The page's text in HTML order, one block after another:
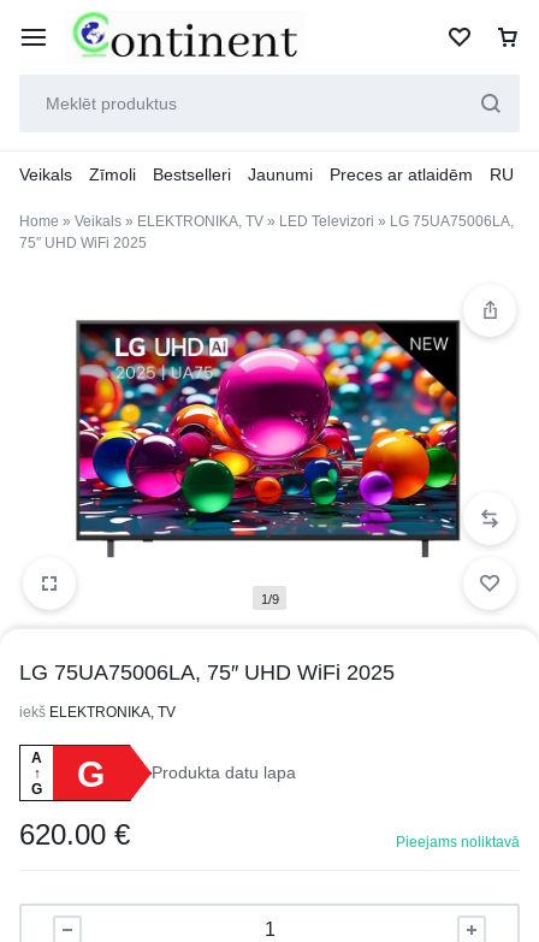
Veikals Zīmoli Bestselleri Jaunumi Preces ar atlaidēm RU
Home » Veikals » ELEKTRONIKA, TV » LED Televizori » LG 75UA75006LA,
75″ UHD WiFi 2025
1/9
LG 75UA75006LA, 75″ UHD WiFi 2025
iekš ELEKTRONIKA, TV
A
↑
G
G Produkta datu lapa
620.00 € Pieejams noliktavā